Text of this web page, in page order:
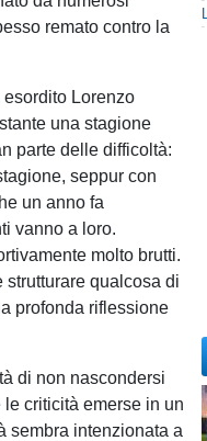
remato contro la
Lorenzo
una stagione
parte delle difficoltà:
seppur con
un anno fa
vanno a loro.
molto brutti.
strutturare qualcosa di
profonda riflessione
di non nascondersi
criticità emerse in un
sembra intenzionata a